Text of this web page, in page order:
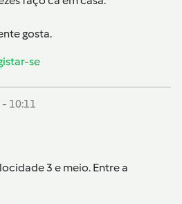
gosta.
se
10:11
3 e meio. Entre a